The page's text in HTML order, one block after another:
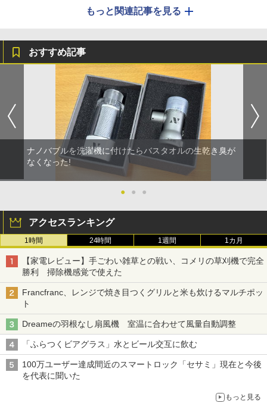
もっと関連記事を見る
おすすめ記事
ナノバブルを洗濯機に付けたらバスタオルの生乾き臭が
なくなった!
● ● ●
アクセスランキング
1時間 24時間 1週間 1カ月
【家電レビュー】手ごわい雑草との戦い、コメリの草刈機で完全
勝利 掃除機感覚で使えた
Francfranc、レンジで焼き目つくグリルと米も炊けるマルチポッ
ト
Dreameの羽根なし扇風機 室温に合わせて風量自動調整
「ふらつくビアグラス」水とビール交互に飲む
100万ユーザー達成間近のスマートロック「セサミ」現在と今後
を代表に聞いた
もっと見る